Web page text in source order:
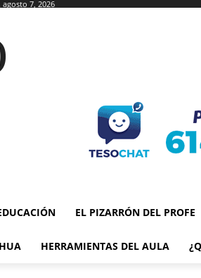
agosto 7, 2026
EL PIZARRÓN DEL PROFE
HERRAMIENTAS DEL AULA